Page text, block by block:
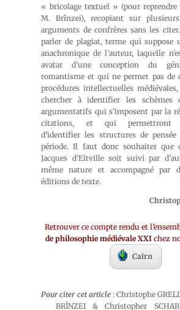
« bricolage textuel » (pour reprendre
M. Brînzei), recopiant sur
arguments de confrères sans les
parler de plagiat, terme qui suppose
anachronique de l’auteur, laquelle
avatar d’une conception du
romantisme et qui ne permet pas de
procédures intellectuelles
chercher à identifier les schèmes
argumentatifs qui s’imposent par la
citations, et qui permettront
d’identifier les structures de
période. Il faut donc souhaiter que
Jacques d’Eltville soit suivi par
même nature et accompagné par
éditions de texte.
Retrouver ce compte rendu et
de philosophie médiévale XXI chez
Cairn
Pour citer cet article: Christophe
BRÎNZEI & Christopher